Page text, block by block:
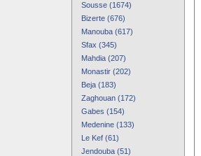
Sousse (1674)
Bizerte (676)
Manouba (617)
Sfax (345)
Mahdia (207)
Monastir (202)
Beja (183)
Zaghouan (172)
Gabes (154)
Medenine (133)
Le Kef (61)
Jendouba (51)